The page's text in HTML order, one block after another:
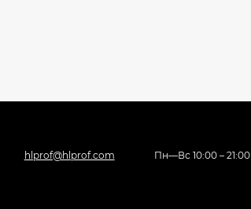
hlprof@hlprof.com Пн—Вс 10:00 – 21:00